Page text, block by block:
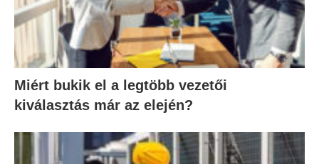
Miért bukik el a legtöbb vezetői
kiválasztás már az elején?